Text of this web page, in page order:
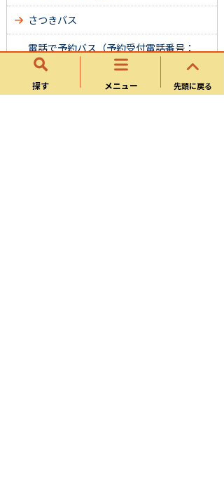
探す メニュー 先頭に戻る
さつきバス
電話で予約バス（予約受付電話番号：
（0574）62-0152）
YAOバス